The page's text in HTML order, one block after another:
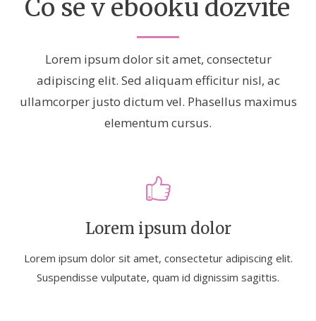
Co se v ebooku dozvíte
Lorem ipsum dolor sit amet, consectetur
adipiscing elit. Sed aliquam efficitur nisl, ac
ullamcorper justo dictum vel. Phasellus maximus
elementum cursus.
Lorem ipsum dolor
Lorem ipsum dolor sit amet, consectetur adipiscing elit.
Suspendisse vulputate, quam id dignissim sagittis.